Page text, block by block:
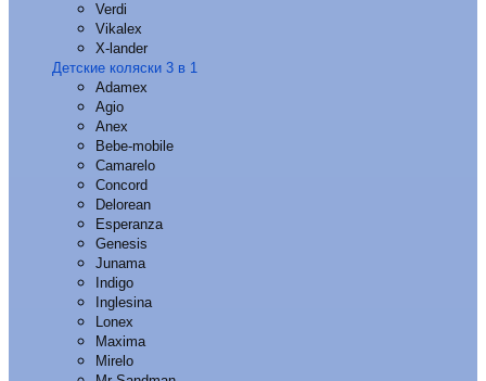
Verdi
Vikalex
X-lander
Детские коляски 3 в 1
Adamex
Agio
Anex
Bebe-mobile
Camarelo
Concord
Delorean
Esperanza
Genesis
Junama
Indigo
Inglesina
Lonex
Maxima
Mirelo